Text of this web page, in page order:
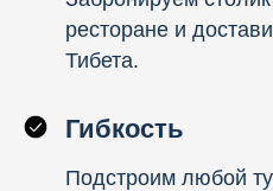
ресторане и
Тибета.
Гибкость
Подстроим любой